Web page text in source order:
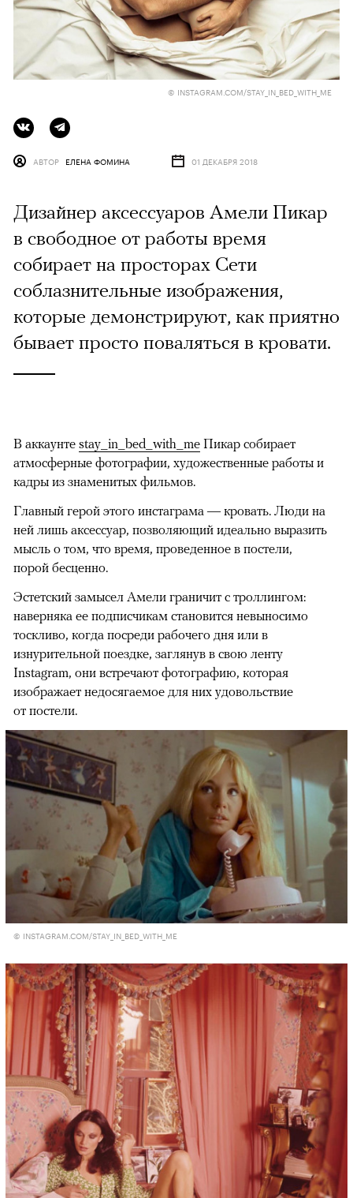
© INSTAGRAM.COM/STAY_IN_BED_WITH_ME
АВТОР ЕЛЕНА ФОМИНА 01 ДЕКАБРЯ 2018
Дизайнер аксессуаров Амели Пикар
в свободное от работы время
собирает на просторах Сети
соблазнительные изображения,
которые демонстрируют, как приятно
бывает просто поваляться в кровати.
В аккаунте stay_in_bed_with_me Пикар собирает
атмосферные фотографии, художественные работы и
кадры из знаменитых фильмов.
Главный герой этого инстаграма — кровать. Люди на
ней лишь аксессуар, позволяющий идеально выразить
мысль о том, что время, проведенное в постели,
порой бесценно.
Эстетский замысел Амели граничит с троллингом:
наверняка ее подписчикам становится невыносимо
тоскливо, когда посреди рабочего дня или в
изнурительной поездке, заглянув в свою ленту
Instagram, они встречают фотографию, которая
изображает недосягаемое для них удовольствие
от постели.
© INSTAGRAM.COM/STAY_IN_BED_WITH_ME